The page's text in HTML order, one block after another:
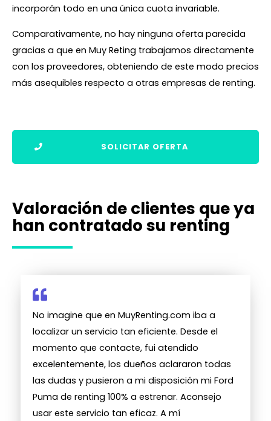
incorporán todo en una única cuota invariable.
Comparativamente, no hay ninguna oferta parecida
gracias a que en Muy Reting trabajamos directamente
con los proveedores, obteniendo de este modo precios
más asequibles respecto a otras empresas de renting.
SOLICITAR OFERTA
Valoración de clientes que ya
han contratado su renting
No imagine que en MuyRenting.com iba a
localizar un servicio tan eficiente. Desde el
momento que contacte, fui atendido
excelentemente, los dueños aclararon todas
las dudas y pusieron a mi disposición mi Ford
Puma de renting 100% a estrenar. Aconsejo
usar este servicio tan eficaz. A mí